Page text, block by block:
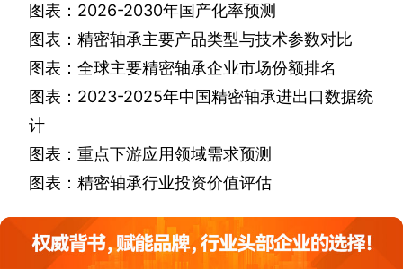
图表： 2026-2030年国产化率预测
图表：精密轴承主要产品类型与技术参数对比
图表：全球主要精密轴承企业市场份额排名
图表： 2023-2025年中国精密轴承进出口数据统
计
图表：重点下游应用领域需求预测
图表：精密轴承行业投资价值评估